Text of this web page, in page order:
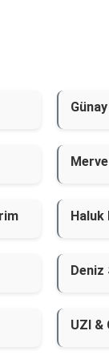
Haluk
Deniz
UZI &